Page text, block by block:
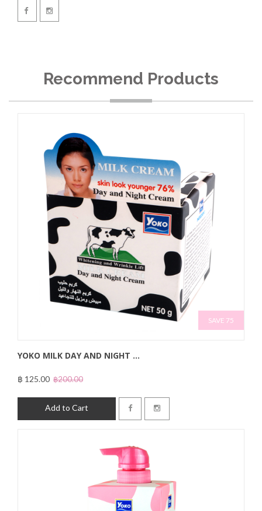
Recommend Products
SAVE 75
YOKO MILK DAY AND NIGHT ...
฿ 125.00 ฿200.00
Add to Cart